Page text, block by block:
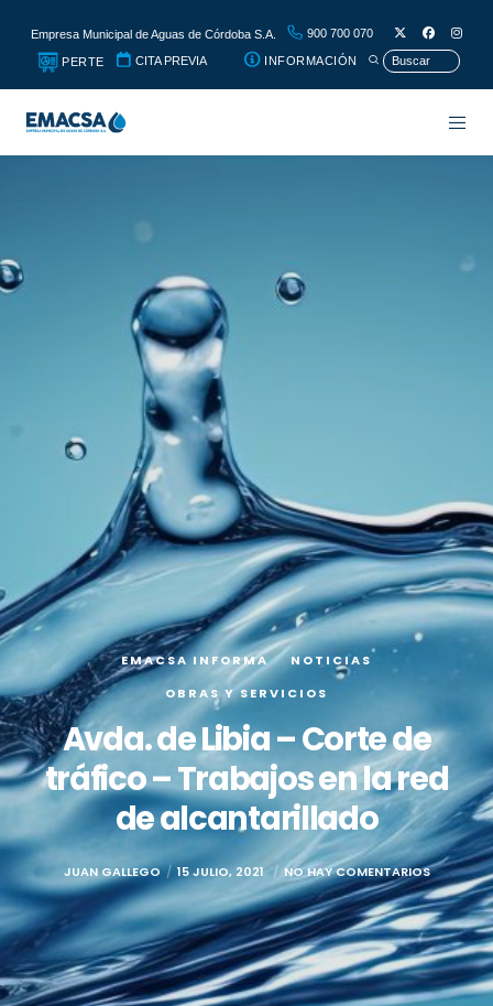
Empresa Municipal de Aguas de Córdoba S.A. 900 700 070
PERTE CITA PREVIA INFORMACIÓN
EMACSA INFORMA
NOTICIAS
OBRAS Y SERVICIOS
Avda. de Libia – Corte de
tráfico – Trabajos en la red
de alcantarillado
JUAN GALLEGO 15 JULIO, 2021 NO HAY COMENTARIOS